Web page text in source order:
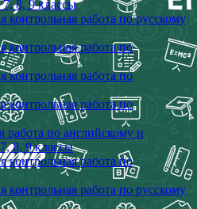
8, 9 классы
контрольная работа по русскому
контрольная работа по
контрольная работа по
контрольная работа по
работа по английскому и
8, 9 классы
контрольная работа по
контрольная работа по русскому